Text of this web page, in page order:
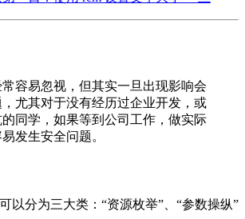
容易忽视，但其实一旦出现影响会
尤其对于没有经历过企业开发，或
同学，如果等到公司工作，做实际
发生安全问题。
以分为三大类：“资源枚举”、“参数操纵”